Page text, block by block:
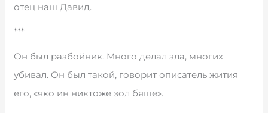
отец наш Давид.
***
Он был разбойник. Много делал зла, многих
убивал. Он был такой, говорит описатель жития
его, «яко ин никтоже зол бяше».